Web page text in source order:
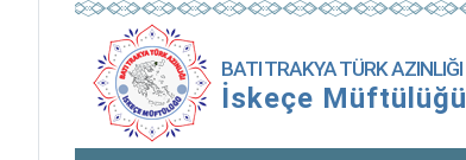
BATI TRAKYA TÜRK AZINLIĞI
İskeçe Müftülüğü